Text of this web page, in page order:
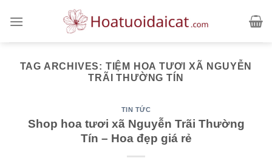
TAG ARCHIVES: TIỆM HOA TƯƠI XÃ NGUYỄN
TRÃI THƯỜNG TÍN
TIN TỨC
Shop hoa tươi xã Nguyễn Trãi Thường
Tín – Hoa đẹp giá rẻ